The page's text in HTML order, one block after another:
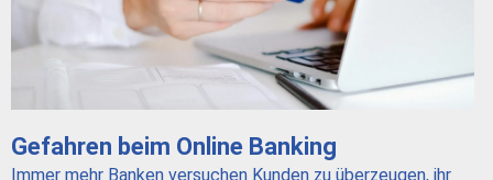
Gefahren beim Online Banking
Immer mehr Banken versuchen Kunden zu überzeugen, ihr